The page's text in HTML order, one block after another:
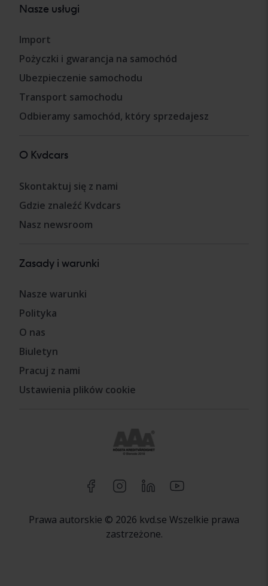
Nasze usługi
Import
Pożyczki i gwarancja na samochód
Ubezpieczenie samochodu
Transport samochodu
Odbieramy samochód, który sprzedajesz
O Kvdcars
Skontaktuj się z nami
Gdzie znaleźć Kvdcars
Nasz newsroom
Zasady i warunki
Nasze warunki
Polityka
O nas
Biuletyn
Pracuj z nami
Ustawienia plików cookie
Prawa autorskie © 2026 kvd.se Wszelkie prawa
zastrzeżone.